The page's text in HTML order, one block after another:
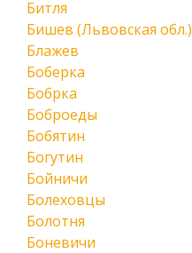
Битля
Бишев (Львовская обл.)
Блажев
Боберка
Бобрка
Боброеды
Бобятин
Богутин
Бойничи
Болеховцы
Болотня
Боневичи